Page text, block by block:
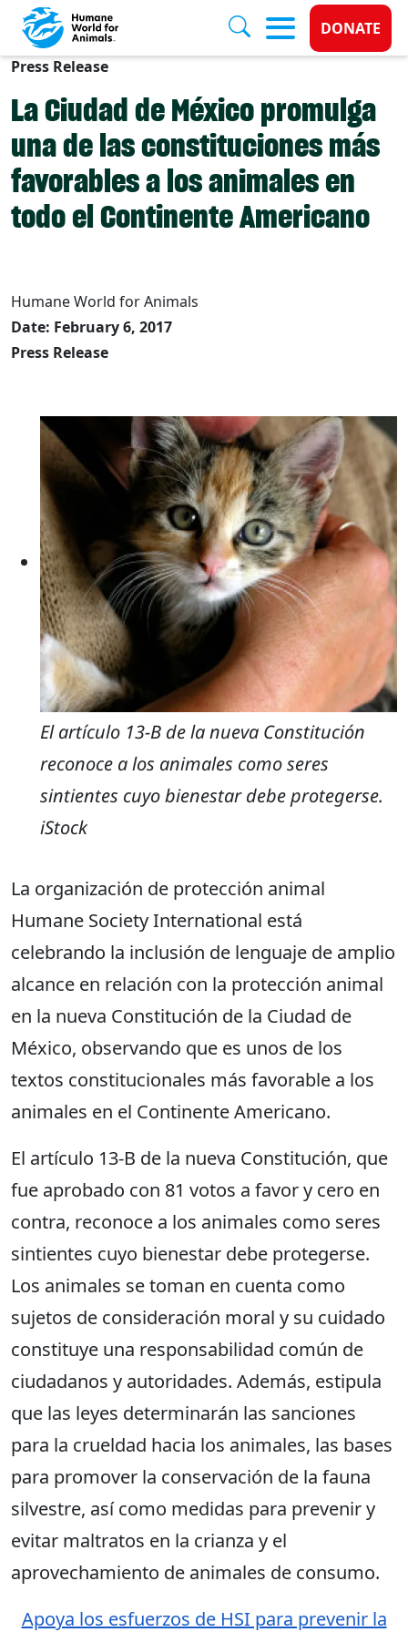
Skip to main content
Donate
DONATE
Press Release
La Ciudad de México promulga
una de las constituciones más
favorables a los animales en
todo el Continente Americano
Humane World for Animals
Date: February 6, 2017
Press Release
El artículo 13-B de la nueva Constitución
reconoce a los animales como seres
sintientes cuyo bienestar debe protegerse.
iStock
La organización de protección animal
Humane Society International está
celebrando la inclusión de lenguaje de amplio
alcance en relación con la protección animal
en la nueva Constitución de la Ciudad de
México, observando que es unos de los
textos constitucionales más favorable a los
animales en el Continente Americano.
El artículo 13-B de la nueva Constitución, que
fue aprobado con 81 votos a favor y cero en
contra, reconoce a los animales como seres
sintientes cuyo bienestar debe protegerse.
Los animales se toman en cuenta como
sujetos de consideración moral y su cuidado
constituye una responsabilidad común de
ciudadanos y autoridades. Además, estipula
que las leyes determinarán las sanciones
para la crueldad hacia los animales, las bases
para promover la conservación de la fauna
silvestre, así como medidas para prevenir y
evitar maltratos en la crianza y el
aprovechamiento de animales de consumo.
Apoya los esfuerzos de HSI para prevenir la